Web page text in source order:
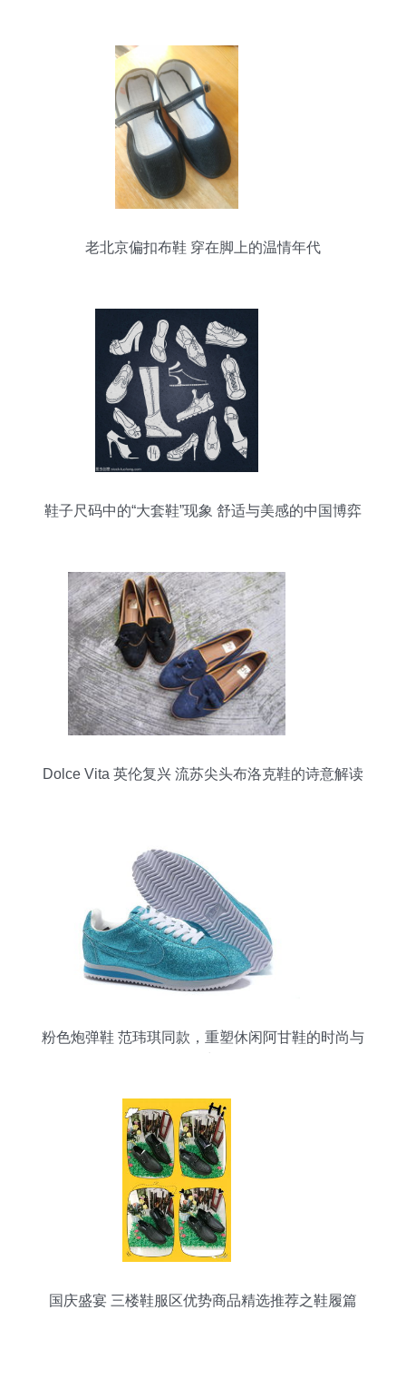
老北京偏扣布鞋 穿在脚上的温情年代
鞋子尺码中的“大套鞋”现象 舒适与美感的中国博弈
Dolce Vita 英伦复兴 流苏尖头布洛克鞋的诗意解读
粉色炮弹鞋 范玮琪同款，重塑休闲阿甘鞋的时尚与
国庆盛宴 三楼鞋服区优势商品精选推荐之鞋履篇